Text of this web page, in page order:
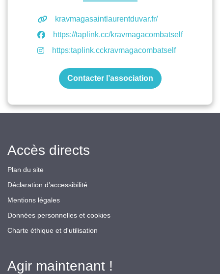
kravmagasaintlaurentduvar.fr/
https://taplink.cc/kravmagacombatself
https:taplink.cckravmagacombatself
Contacter l’association
Accès directs
Plan du site
Déclaration d’accessibilité
Mentions légales
Données personnelles et cookies
Charte éthique et d'utilisation
Agir maintenant !